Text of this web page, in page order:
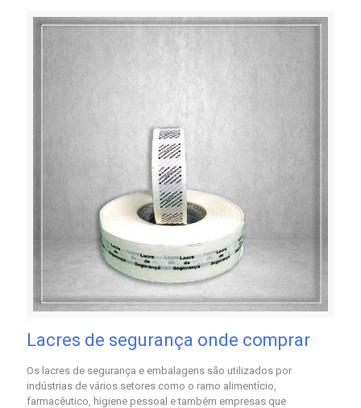
Lacres de segurança onde comprar
Os lacres de segurança e embalagens são utilizados por
indústrias de vários setores como o ramo alimentício,
farmacêutico, higiene pessoal e também empresas que